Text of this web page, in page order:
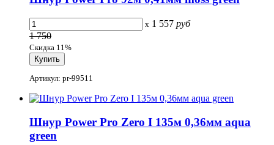
x 1 557 руб
1 750
Скидка 11%
Артикул: pr-99511
Шнур Power Pro Zero I 135м 0,36мм aqua
green